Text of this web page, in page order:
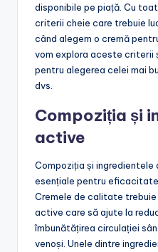
disponibile pe piață. Cu
criterii cheie care trebuie
când alegem o cremă
vom explora aceste
pentru alegerea celei mai
dvs.
Compoziția și
active
Compoziția și ingredientele
esențiale pentru
Cremele de calitate
active care să ajute la
îmbunătățirea circulației
venoși. Unele dintre